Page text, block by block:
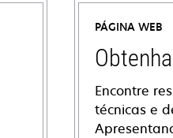
PÁGINA WEB
Encontre
técnicas e